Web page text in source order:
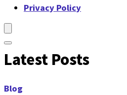
Privacy Policy
Latest Posts
Blog